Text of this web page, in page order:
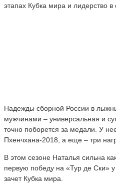
этапах Кубка мира и лидерство в
Надежды сборной России в
мужчинами – универсальная и
точно поборется за медали. У
Пхенчхана-2018, а еще – три
В этом сезоне Наталья сильна
первую победу на «Тур де Ски»
зачет Кубка мира.